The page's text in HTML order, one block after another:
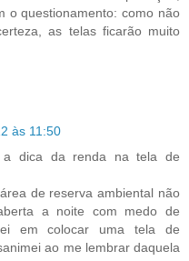
o questionamento: como não
as telas ficarão muito
às 11:50
a dica da renda na tela de
de reserva ambiental não
a noite com medo de
em colocar uma tela de
ao me lembrar daquela